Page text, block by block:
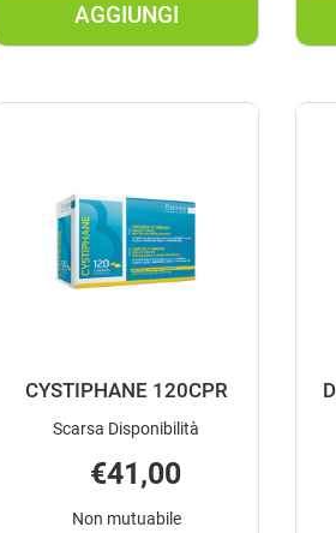
AGGIUNGI
AGGIUNGI BUONAVIT
12ML AL
CYSTIPHANE 120CPR
Scarsa Disponibilità
€41,00
Non mutuabile